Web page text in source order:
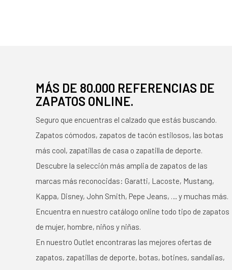
MÁS DE 80.000 REFERENCIAS DE
ZAPATOS ONLINE.
Seguro que encuentras el calzado que estás buscando.
Zapatos cómodos, zapatos de tacón estilosos, las botas
más cool, zapatillas de casa o zapatilla de deporte.
Descubre la selección más amplia de zapatos de las
marcas más reconocidas: Garatti, Lacoste, Mustang,
Kappa, Disney, John Smith, Pepe Jeans, … y muchas más.
Encuentra en nuestro catálogo online todo tipo de zapatos
de mujer, hombre, niños y niñas.
En nuestro Outlet encontraras las mejores ofertas de
zapatos, zapatillas de deporte, botas, botines, sandalias,